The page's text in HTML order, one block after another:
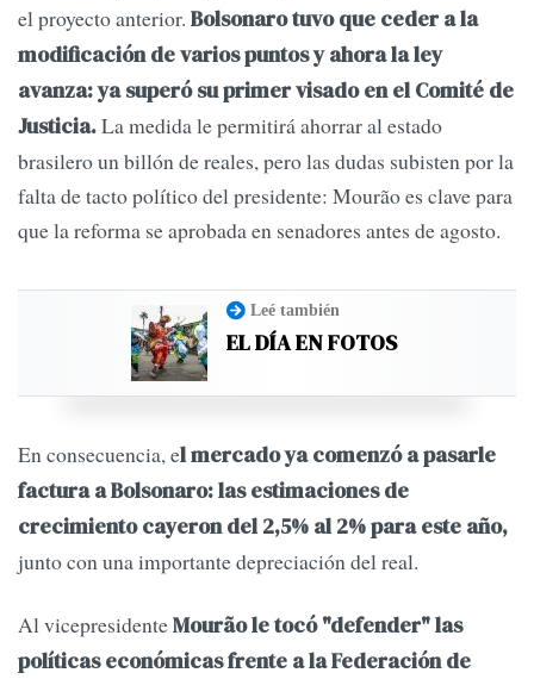
el proyecto anterior. Bolsonaro tuvo que ceder a la
modificación de varios puntos y ahora la ley
avanza: ya superó su primer visado en el Comité de
Justicia.La medida le permitirá ahorrar al estado
brasilero un billón de reales, pero las dudas subisten por la
falta de tacto político del presidente: Mourão es clave para
que la reforma se aprobada en senadores antes de agosto.
Leé también
EL DÍA EN FOTOS
En consecuencia, el mercado ya comenzó a pasarle
factura a Bolsonaro: las estimaciones de
crecimiento cayeron del 2,5% al 2% para este año,
junto con una importante depreciación del real.
Al vicepresidenteMourão le tocó "defender" las
políticas económicas frente a la Federación de